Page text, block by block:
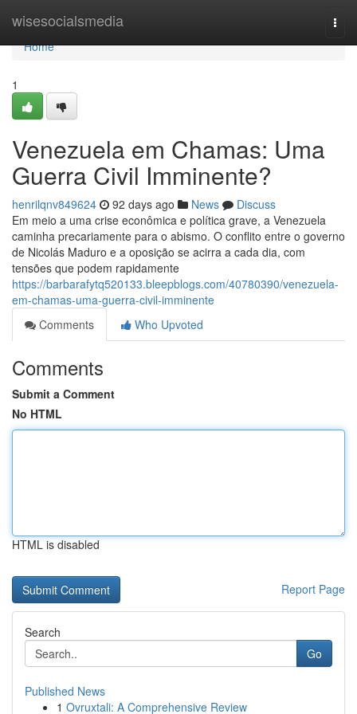
wisesocialsmedia
Home
Home
1
Venezuela em Chamas: Uma
Guerra Civil Imminente?
henrilqnv849624 92 days ago News
Discuss
Em meio a uma crise econômica e política grave, a Venezuela
caminha precariamente para o abismo. O conflito entre o governo
de Nicolás Maduro e a oposição se acirra a cada dia, com
tensões que podem rapidamente
https://barbarafytq520133.bleepblogs.com/40780390/venezuela-
em-chamas-uma-guerra-civil-imminente
Comments
Who Upvoted
Comments
Submit a Comment
No HTML
HTML is disabled
Report Page
Search
Go
Published News
1 Ovruxtali: A Comprehensive Review